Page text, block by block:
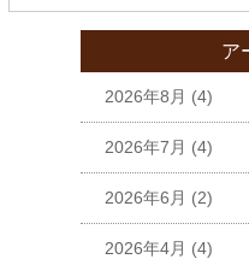
ア
2026年8月 (4)
2026年7月 (4)
2026年6月 (2)
2026年4月 (4)